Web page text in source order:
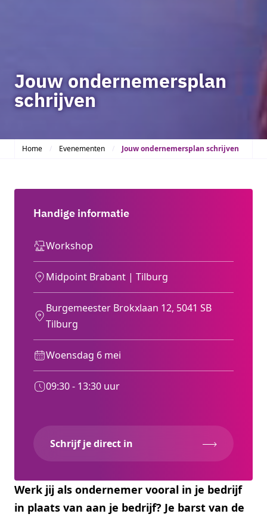
Jouw ondernemersplan
schrijven
Home Evenementen Jouw ondernemersplan schrijven
Werk jij als ondernemer vooral in je bedrijf
in plaats van aan je bedrijf? Je barst van de
Handige informatie
Workshop
Midpoint Brabant | Tilburg
Burgemeester Brokxlaan 12, 5041 SB
Tilburg
Woensdag 6 mei
09:30 - 13:30 uur
Schrijf je direct in